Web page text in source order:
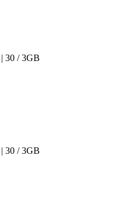
30 / 3GB
30 / 3GB